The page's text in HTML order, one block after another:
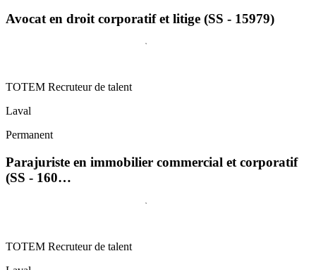
Avocat en droit corporatif et litige (SS - 15979)
TOTEM Recruteur de talent
Laval
Permanent
Parajuriste en immobilier commercial et corporatif
(SS - 160…
TOTEM Recruteur de talent